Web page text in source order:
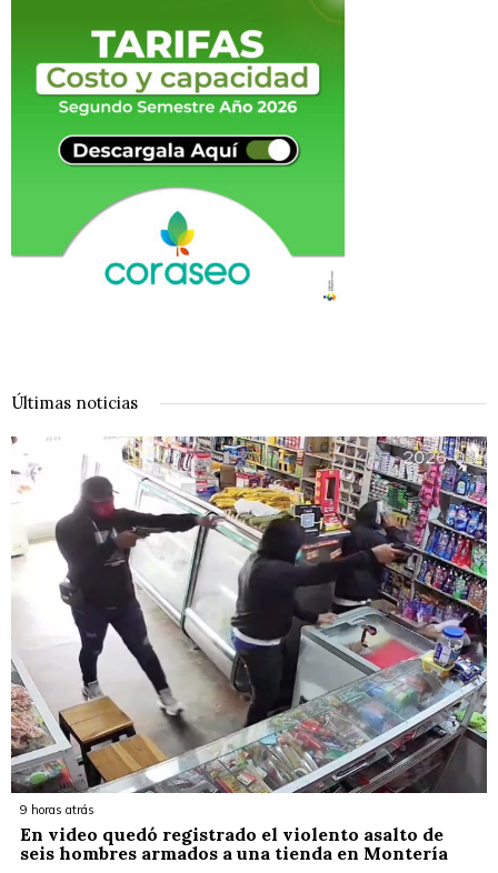
Últimas noticias
9 horas atrás
En video quedó registrado el violento asalto de
seis hombres armados a una tienda en Montería